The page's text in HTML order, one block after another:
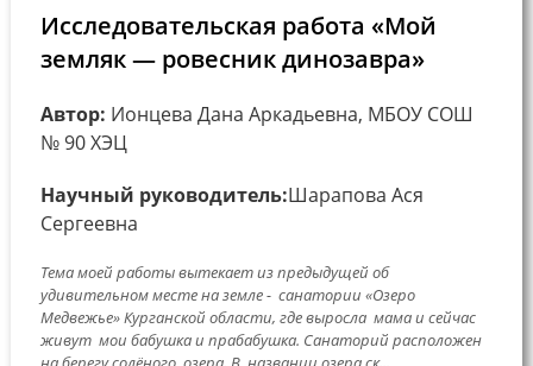
Исследовательская работа «Мой
земляк — ровесник динозавра»
Автор: Ионцева Дана Аркадьевна, МБОУ СОШ
№ 90 ХЭЦ
Научный руководитель:Шарапова Ася
Сергеевна
Тема моей работы вытекает из предыдущей об
удивительном месте на земле - санатории «Озеро
Медвежье» Курганской области, где выросла мама и сейчас
живут мои бабушка и прабабушка. Санаторий расположен